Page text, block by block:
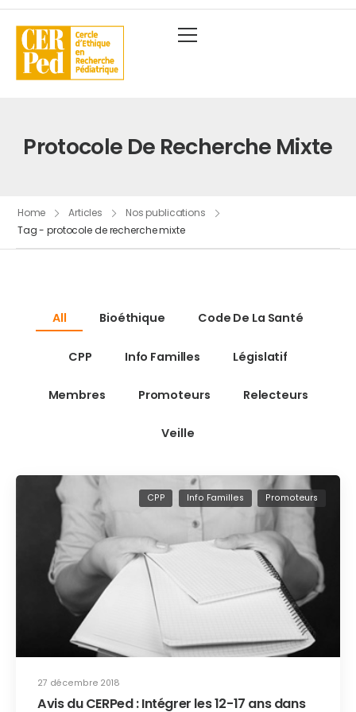
Protocole De Recherche Mixte
Home Articles
Nos publications
Tag - protocole de recherche mixte
All Bioéthique Code De La Santé
CPP Info Familles Législatif
Membres Promoteurs Relecteurs
Veille
27 décembre 2018
CPP Info Familles Promoteurs
Avis du CERPed : Intégrer les 12-17 ans dans